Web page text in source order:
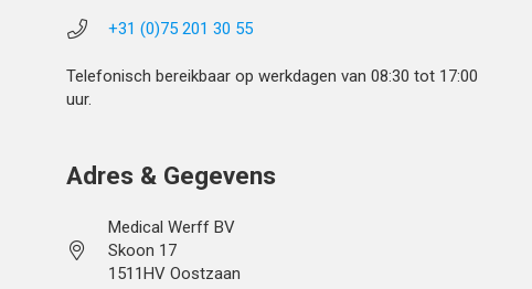
+31 (0)75 201 30 55
Telefonisch bereikbaar op werkdagen van 08:30 tot 17:00
uur.
Adres & Gegevens
Medical Werff BV
Skoon 17
1511HV Oostzaan